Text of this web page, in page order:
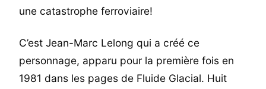
une catastrophe ferroviaire!
C’est Jean-Marc Lelong qui a créé ce
personnage, apparu pour la première fois en
1981 dans les pages de Fluide Glacial. Huit